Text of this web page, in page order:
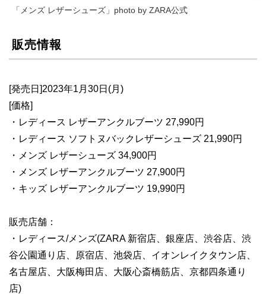
「メンズ レザーシューズ」photo by ZARA公式
販売情報
[発売日]2023年1月30日(月)
[価格]
・レディース レザーアンクルブーツ 27,990円
・レディース ソフトヌバックレザーシューズ 21,990円
・メンズ レザーシューズ 34,900円
・メンズ レザーアンクルブーツ 27,900円
・キッズ レザーアンクルブーツ 19,990円
販売店舗：
・レディース/メンズ(ZARA 新宿店、銀座店、渋谷店、渋
谷公園通り店、原宿店、池袋店、イオンレイクタウン店、
名古屋店、大阪梅田店、大阪心斎橋筋店、京都四条通り
店)